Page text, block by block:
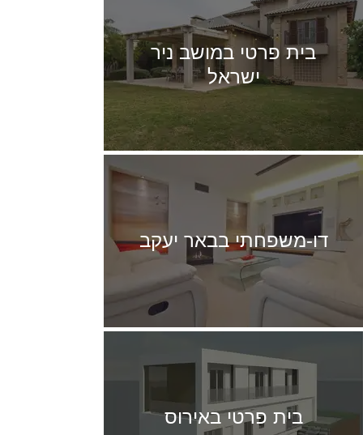
בית פרטי במושב ניר
ישראל
דו-משפחתי בבאר יעקב
בית פרטי באירוס